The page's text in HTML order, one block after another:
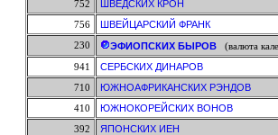
752
ШВЕДСКИХ КРОН
756
ШВЕЙЦАРСКИЙ ФРАНК
230
ЭФИОПСКИХ БЫРОВ (валюта
941
СЕРБСКИХ ДИНАРОВ
710
ЮЖНОАФРИКАНСКИХ РЭНДОВ
410
ЮЖНОКОРЕЙСКИХ ВОНОВ
392
ЯПОНСКИХ ИЕН